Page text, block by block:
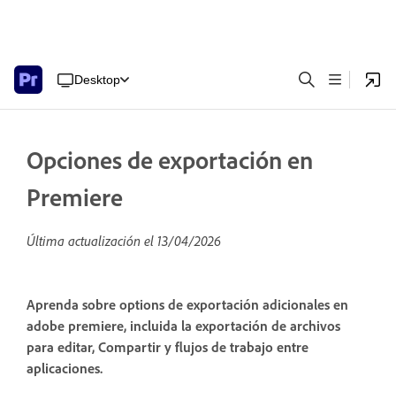
Desktop
Opciones de exportación en
Premiere
Última actualización el 13/04/2026
Aprenda sobre options de exportación adicionales en
adobe premiere, incluida la exportación de archivos
para editar, Compartir y flujos de trabajo entre
aplicaciones.